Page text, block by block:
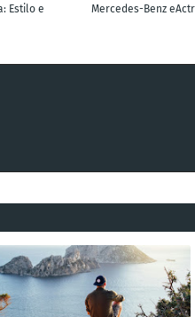
Mercedes-Benz
Estilo e